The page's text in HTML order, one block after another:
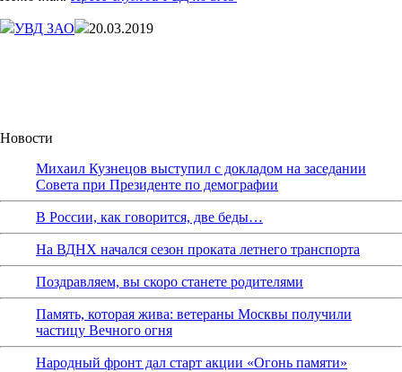
УВД ЗАО 20.03.2019
Новости
Михаил Кузнецов выступил с докладом на заседании
Совета при Президенте по демографии
В России, как говорится, две беды…
На ВДНХ начался сезон проката летнего транспорта
Поздравляем, вы скоро станете родителями
Память, которая жива: ветераны Москвы получили
частицу Вечного огня
Народный фронт дал старт акции «Огонь памяти»